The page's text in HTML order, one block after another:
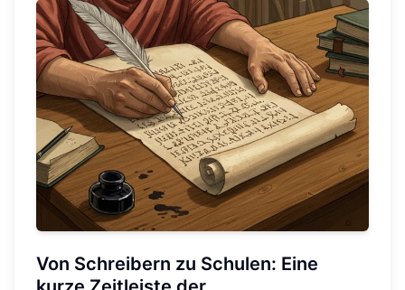
Von Schreibern zu Schulen: Eine